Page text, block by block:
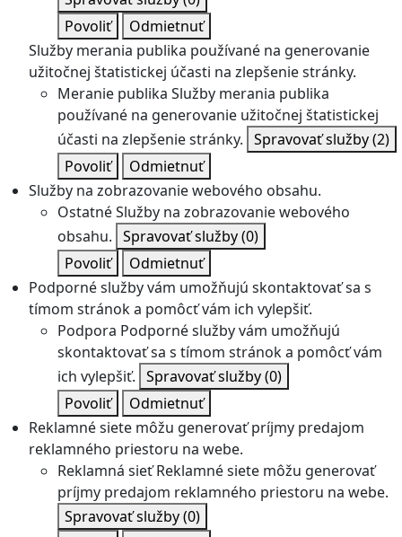
Povoliť
Odmietnuť
Služby merania publika používané na generovanie
užitočnej štatistickej účasti na zlepšenie stránky.
Meranie publika Služby merania publika
používané na generovanie užitočnej štatistickej
účasti na zlepšenie stránky. Spravovať služby(2)
Povoliť
Odmietnuť
Služby na zobrazovanie webového obsahu.
OstatnéSlužby na zobrazovanie webového
obsahu. Spravovať služby(0)
Povoliť
Odmietnuť
Podporné služby vám umožňujú skontaktovať sa s
tímom stránok a pomôcť vám ich vylepšiť.
Podpora Podporné služby vám umožňujú
skontaktovať sa s tímom stránok a pomôcť vám
ich vylepšiť. Spravovať služby(0)
Povoliť
Odmietnuť
Reklamné siete môžu generovať príjmy predajom
reklamného priestoru na webe.
Reklamná sieť Reklamné siete môžu generovať
príjmy predajom reklamného priestoru na webe.
Spravovať služby(0)